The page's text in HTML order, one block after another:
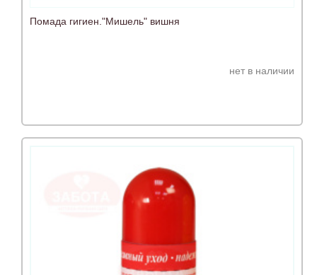
Помада гигиен."Мишель" вишня
нет в наличии